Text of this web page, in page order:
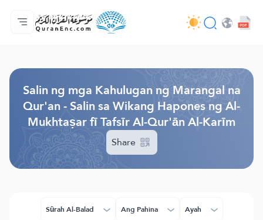
Ang Pangunahin
Indise ng mga Salin
Audio
Mga Serbisyo ng mga Developer - API
Tungkol
makipag-ugnayan sa amin
Ang Wika
Salin ng mga Kahulugan ng Marangal na
Qur'an - Salin sa Wikang Hapones ng Al-
Mukhtaṣar fī Tafsīr Al-Qur'ān Al-Karīm
Share
Sūrah Al-Balad Ang Pahina Ayah